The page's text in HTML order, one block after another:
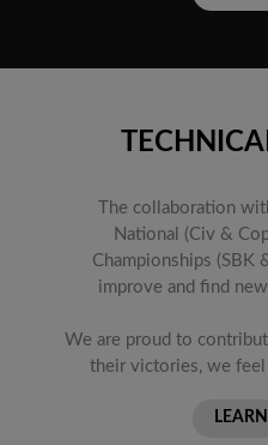
The collaboration
National (Civ &
Championships (SBK
improve and find
We are proud to
their victories, we